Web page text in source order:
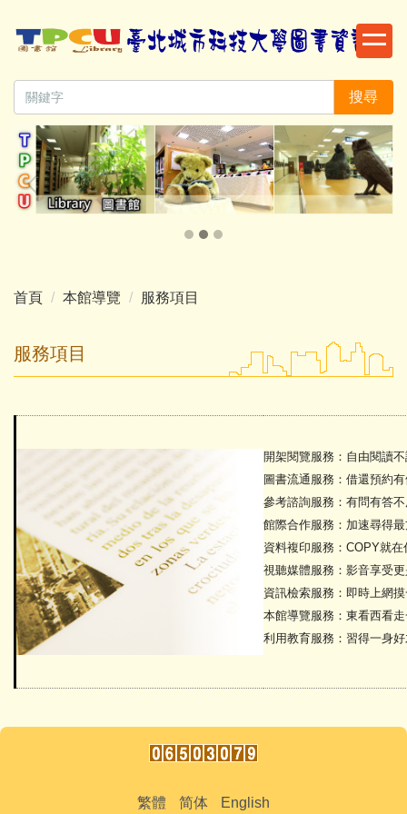
到
要
區
搜尋
首頁 本館導覽 服務項目
服務項目
開架閱覽服務：自由閱讀
圖書流通服務：借還預約
參考諮詢服務：有問有答
館際合作服務：加速尋得
資料複印服務： COPY就在
視聽媒體服務：影音享受
資訊檢索服務：即時上網
本館導覽服務：東看西看
利用教育服務：習得一身
繁體 简体 English